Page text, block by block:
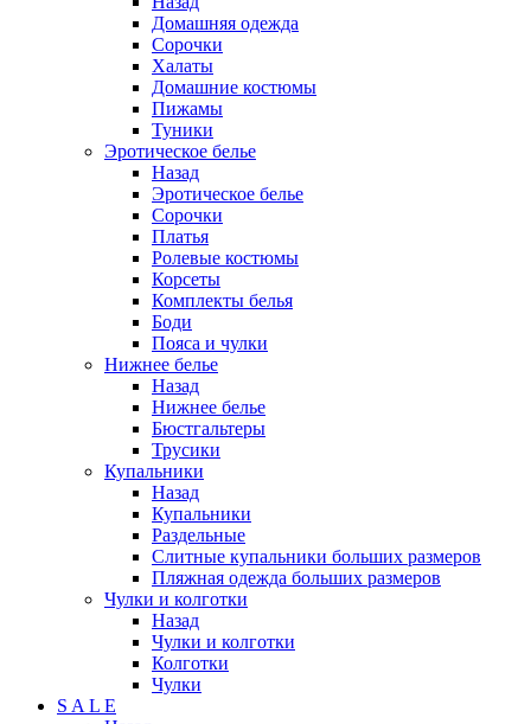
Домашняя одежда
Сорочки
Халаты
Домашние костюмы
Пижамы
Туники
Эротическое белье
Назад
Эротическое белье
Сорочки
Платья
Ролевые костюмы
Корсеты
Комплекты белья
Боди
Пояса и чулки
Нижнее белье
Назад
Нижнее белье
Бюстгальтеры
Трусики
Купальники
Назад
Купальники
Раздельные
Слитные купальники больших размеров
Пляжная одежда больших размеров
Чулки и колготки
Назад
Чулки и колготки
Колготки
Чулки
S A L E